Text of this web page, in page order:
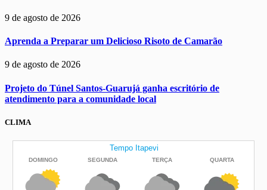
9 de agosto de 2026
Aprenda a Preparar um Delicioso Risoto de Camarão
9 de agosto de 2026
Projeto do Túnel Santos-Guarujá ganha escritório de
atendimento para a comunidade local
CLIMA